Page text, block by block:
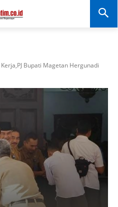
SEPUTAR JATIM
Portal Informasi Dan
Bupati Magetan Hergunadi